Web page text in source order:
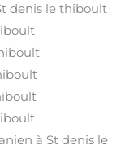
denis le thiboult
à St denis le